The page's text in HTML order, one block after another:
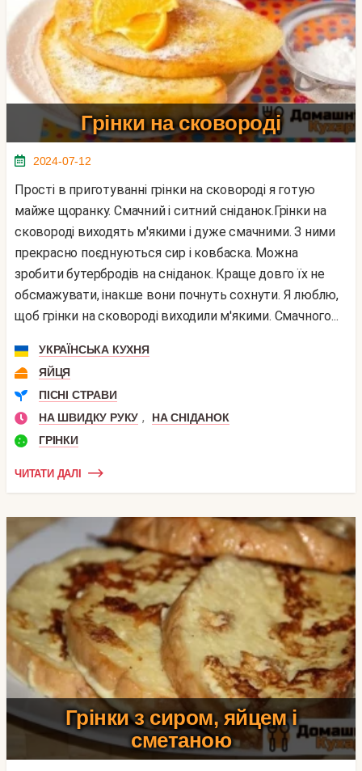
Грінки на сковороді
2024-07-12
Прості в приготуванні грінки на сковороді я готую
майже щоранку. Смачний і ситний сніданок.Грінки на
сковороді виходять м'якими і дуже смачними. З ними
прекрасно поєднуються сир і ковбаска. Можна
зробити бутербродів на сніданок. Краще довго їх не
обсмажувати, інакше вони почнуть сохнути. Я люблю,
щоб грінки на сковороді виходили м'якими. Смачного...
УКРАЇНСЬКА КУХНЯ
ЯЙЦЯ
ПІСНІ СТРАВИ
НА ШВИДКУ РУКУ ,
НА СНІДАНОК
ГРІНКИ
ЧИТАТИ ДАЛІ
Грінки з сиром, яйцем і
сметаною